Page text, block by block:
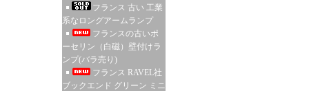
フランス 古い 工業
系なロングアームランプ
フランスの古いポ
ーセリン（白磁）壁付けラ
ンプ(バラ売り)
フランス RAVEL社
ブックエンド グリーン ミニ